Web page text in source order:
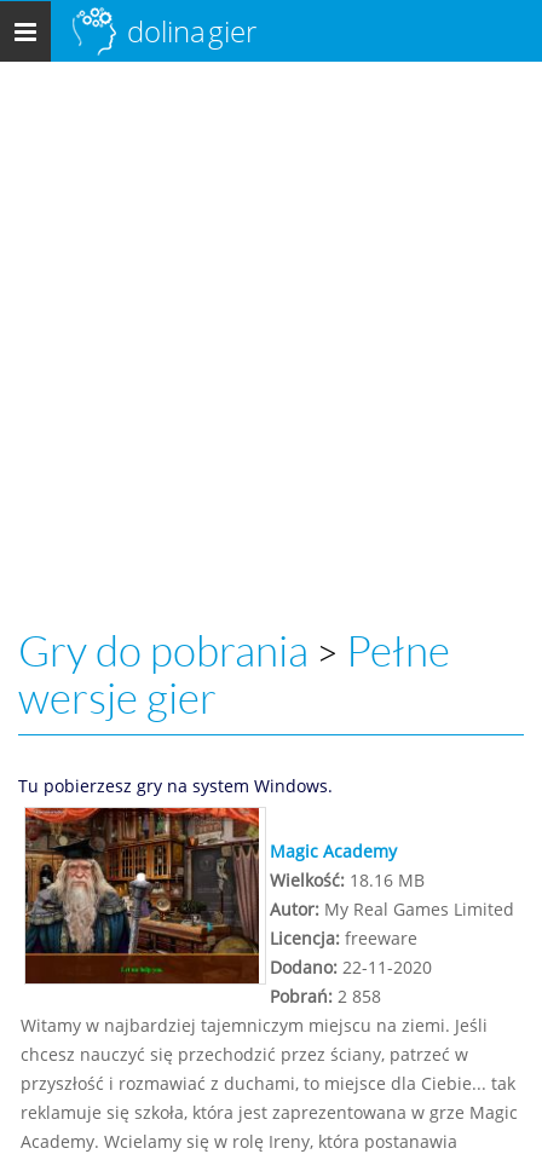
Menu
główne
dolinagier
Gry do pobrania > Pełne
wersje gier
Tu pobierzesz gry na system Windows.
Magic Academy
Wielkość: 18.16 MB
Autor: My Real Games Limited
Licencja: freeware
Dodano: 22-11-2020
Pobrań: 2 858
Witamy w najbardziej tajemniczym miejscu na ziemi. Jeśli
chcesz nauczyć się przechodzić przez ściany, patrzeć w
przyszłość i rozmawiać z duchami, to miejsce dla Ciebie... tak
reklamuje się szkoła, która jest zaprezentowana w grze Magic
Academy. Wcielamy się w rolę Ireny, która postanawia